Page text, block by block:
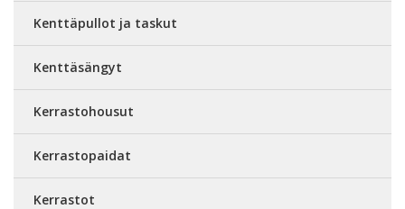
Kenttäpullot ja taskut
Kenttäsängyt
Kerrastohousut
Kerrastopaidat
Kerrastot